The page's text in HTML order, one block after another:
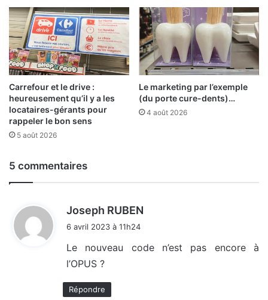
Carrefour et le drive :
heureusement qu’il y a les
locataires-gérants pour
rappeler le bon sens
5 août 2026
Le marketing par l’exemple
(du porte cure-dents)…
4 août 2026
5 commentaires
Joseph RUBEN
6 avril 2023 à 11h24
Le nouveau code n’est pas encore à
l’OPUS ?
Répondre